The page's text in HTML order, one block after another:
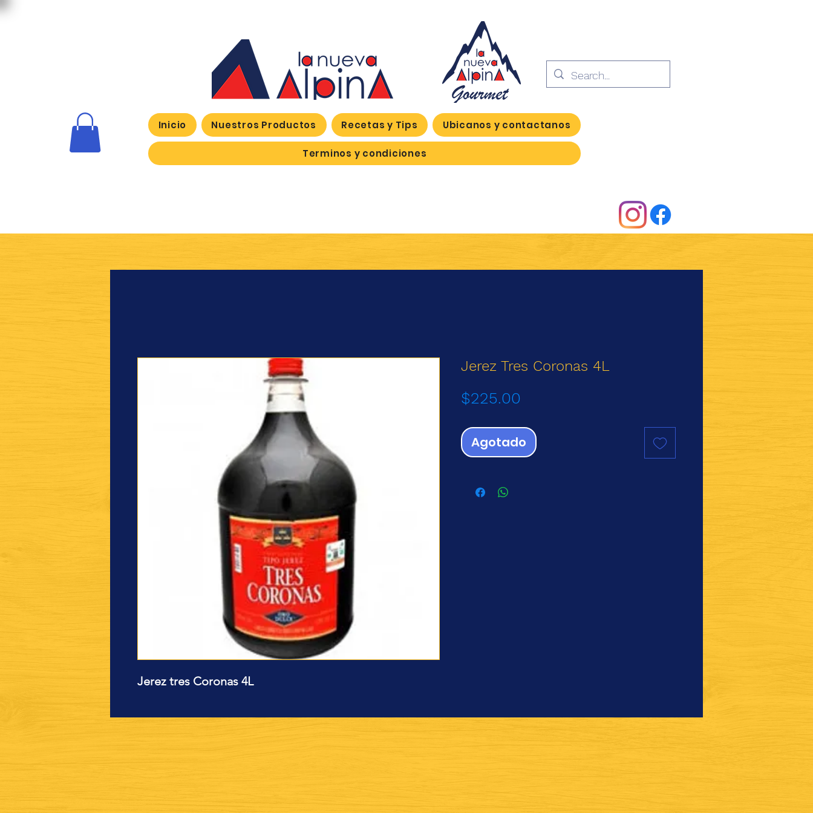
Inicio Nuestros Productos Recetas y Tips Ubicanos y contactanos
Terminos y condiciones
Jerez tres Coronas 4L
Jerez Tres Coronas 4L
$225.00
Agotado